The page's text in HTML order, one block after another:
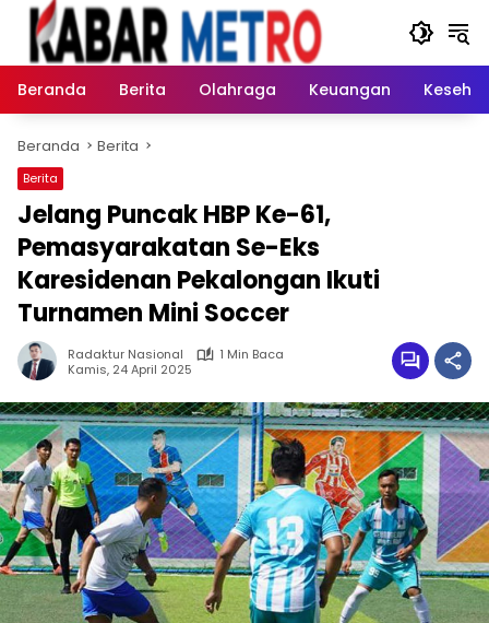
Langsung
konten
Beranda
Berita Olahraga Keuangan
Beranda Berita
Berita
Jelang Puncak HBP Ke-61,
Pemasyarakatan Se-Eks
Karesidenan Pekalongan Ikuti
Turnamen Mini Soccer
Radaktur Nasional
1 Min Baca
Kamis, 24 April 2025